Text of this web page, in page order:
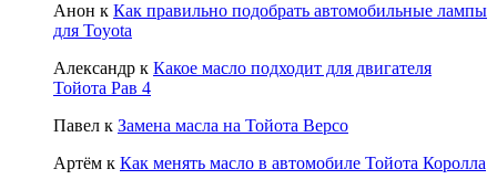
Анон к Как правильно подобрать автомобильные лампы
для Toyota
Александр к Какое масло подходит для двигателя
Тойота Рав 4
Павел к Замена масла на Тойота Версо
Артём к Как менять масло в автомобиле Тойота Королла